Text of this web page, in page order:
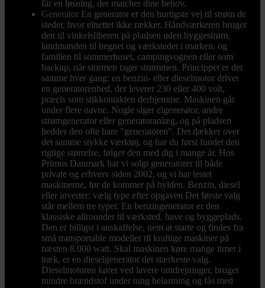
får en løsning, der matcher dine behov.
Generator En generator er den hurtigste vej til strøm de
steder, hvor elnettet ikke rækker. Håndværkeren bruger
den til vinkelsliberen på pladsen uden byggestrøm,
landmanden til hegnet og værkstedet i marken, og
familien til sommerhuset, campingvognen eller som
backup, når stormen tager strømmen. Princippet er det
samme hver gang: en benzin- eller dieselmotor driver
en generatorenhed, der leverer 230 eller 400 volt,
præcis som stikkontakten derhjemme. Maskinen går
under flere navne. Nogle siger elgenerator, andre
strømgenerator eller generatoranlæg, og på pladsen
hedder den ofte bare "generatoren". Det dækker over
det samme stykke værktøj, og har du først fundet den
rigtige størrelse, følger den med dig i mange år. Hos
Primus Danmark har vi solgt generatorer til både
private og erhverv siden 2002, og vi har testet
maskinerne, før de kommer på hylden. Benzin, diesel
eller inverter: vælg type efter opgaven Det første valg
står mellem tre typer. En benzingenerator er den
klassiske allrounder til værksted, have og byggeplads.
Den er billigst i anskaffelse, nem at starte og findes fra
små transportable modeller til kraftige maskiner på
næsten 8.000 watt. Skal maskinen køre mange timer i
træk, er en dieselgenerator det stærkeste valg.
Dieselmotoren kører ved lavere omdrejninger, bruger
mindre brændstof under tung belastning og fås med